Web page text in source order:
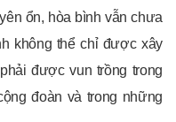
ổn, hòa bình vẫn chưa
không thể chỉ được xây
được vun trồng trong
đoàn và trong những